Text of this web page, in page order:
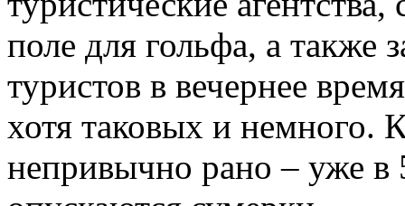
поле для гольфа, а также
туристов в вечернее
хотя таковых и немного.
непривычно рано – уже в